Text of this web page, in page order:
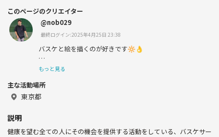
このページのクリエイター
@nob029
最終ログイン:2025年4月25日 23:38
バスケと絵を描くのが好きです🔆👌
絵は仮面ライダーばっかり練習してます。
もっと見る
主な活動場所
東京都
説明
健康を望む全ての人にその機会を提供する活動をしている、バスケサー